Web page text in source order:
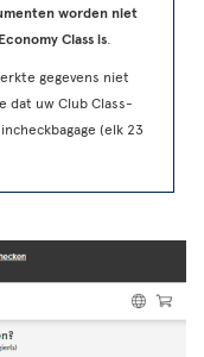
worden niet
Class is
gegevens niet
dat uw Club Class-
(elk 23